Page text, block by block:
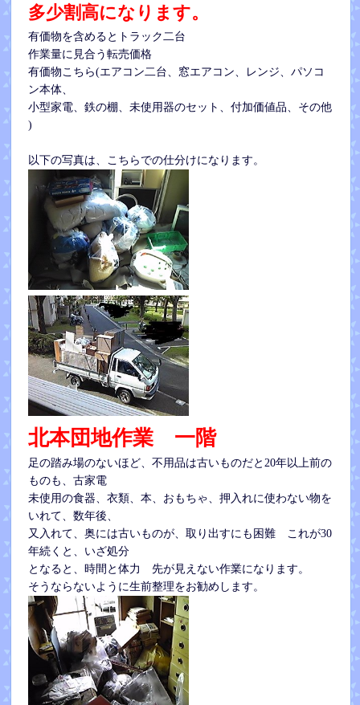
多少割高になります。
有価物を含めるとトラック二台
作業量に見合う転売価格
有価物こちら(エアコン二台、窓エアコン、レンジ、パソコ
ン本体、
小型家電、鉄の棚、未使用器のセット、付加価値品、その他
)
以下の写真は、こちらでの仕分けになります。
北本団地作業 一階
足の踏み場のないほど、不用品は古いものだと20年以上前の
ものも、古家電
未使用の食器、衣類、本、おもちゃ、押入れに使わない物を
いれて、数年後、
又入れて、奥には古いものが、取り出すにも困難 これが30
年続くと、いざ処分
となると、時間と体力 先が見えない作業になります。
そうならないように生前整理をお勧めします。